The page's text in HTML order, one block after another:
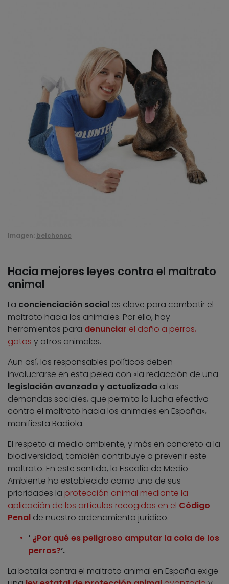
Imagen: belchonoc
Hacia mejores leyes contra el maltrato
animal
La concienciación social es clave para combatir el
maltrato hacia los animales. Por ello, hay
herramientas para denunciar el daño a perros,
gatos y otros animales.
Aun así, los responsables políticos deben
involucrarse en esta pelea con «la redacción de una
legislación avanzada y actualizada a las
demandas sociales, que permita la lucha efectiva
contra el maltrato hacia los animales en España»,
manifiesta Badiola.
El respeto al medio ambiente, y más en concreto a la
biodiversidad, también contribuye a prevenir este
maltrato. En este sentido, la Fiscalía de Medio
Ambiente ha establecido como una de sus
prioridades la protección animal mediante la
aplicación de los artículos recogidos en el Código
Penal de nuestro ordenamiento jurídico.
‘ ¿Por qué es peligroso amputar la cola de los
perros?‘.
La batalla contra el maltrato animal en España exige